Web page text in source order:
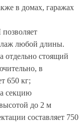
в домах, гаражах
любой длины.
отдельно стоящий
в
650 кг;
секцию
до 2 м
составляет 750